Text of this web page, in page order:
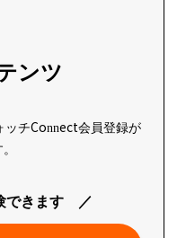
ンツ
ッチConnect会員登録が
できます